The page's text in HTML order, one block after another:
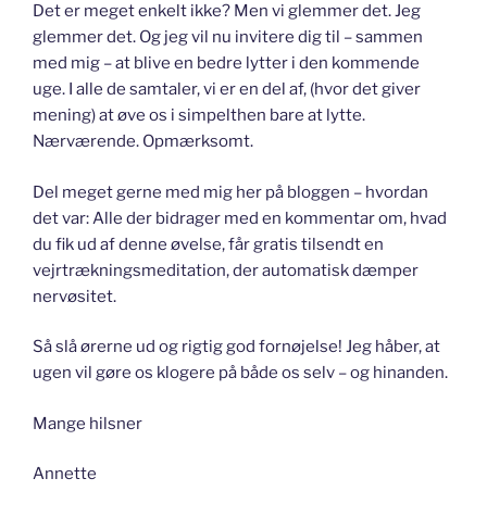
Det er meget enkelt ikke? Men vi glemmer det. Jeg
glemmer det. Og jeg vil nu invitere dig til – sammen
med mig – at blive en bedre lytter i den kommende
uge. I alle de samtaler, vi er en del af, (hvor det giver
mening) at øve os i simpelthen bare at lytte.
Nærværende. Opmærksomt.
Del meget gerne med mig her på bloggen – hvordan
det var: Alle der bidrager med en kommentar om, hvad
du fik ud af denne øvelse, får gratis tilsendt en
vejrtrækningsmeditation, der automatisk dæmper
nervøsitet.
Så slå ørerne ud og rigtig god fornøjelse! Jeg håber, at
ugen vil gøre os klogere på både os selv – og hinanden.
Mange hilsner
Annette